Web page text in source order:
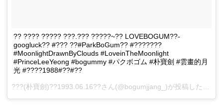
?? ???? ????? ???.??? ?????~?? LOVEBOGUM??-
googluck?? #??? ??#ParkBoGum?? #???????
#MoonlightDrawnByClouds #LoveinTheMoonlight
#PrinceLeeYeong #bogummy #パクボゴム #朴寶劍 #雲畫的月
光 #????1988#??#??